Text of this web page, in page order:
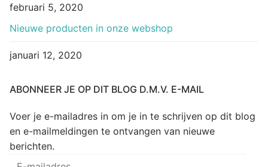
februari 5, 2020
Nieuwe producten in onze webshop
januari 12, 2020
ABONNEER JE OP DIT BLOG D.M.V. E-MAIL
Voer je e-mailadres in om je in te schrijven op dit blog
en e-mailmeldingen te ontvangen van nieuwe
berichten.
E-